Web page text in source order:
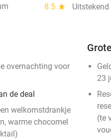
8.5 star
overnachting voor
de deal
welkomstdrankje
warme chocomel
23
(te